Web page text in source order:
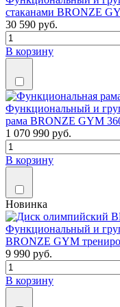
стаканами BRONZE
30 590 руб.
В корзину
Функциональный и
рама BRONZE GYM
1 070 990 руб.
В корзину
Новинка
Функциональный и
BRONZE GYM
9 990 руб.
В корзину